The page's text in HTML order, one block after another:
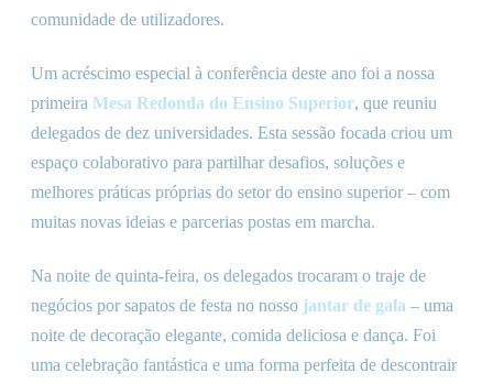
comunidade de utilizadores.
Um acréscimo especial à conferência deste ano foi a nossa
primeira Mesa Redonda do Ensino Superior, que reuniu
delegados de dez universidades. Esta sessão focada criou um
espaço colaborativo para partilhar desafios, soluções e
melhores práticas próprias do setor do ensino superior – com
muitas novas ideias e parcerias postas em marcha.
Na noite de quinta-feira, os delegados trocaram o traje de
negócios por sapatos de festa no nosso jantar de gala – uma
noite de decoração elegante, comida deliciosa e dança. Foi
uma celebração fantástica e uma forma perfeita de descontrair